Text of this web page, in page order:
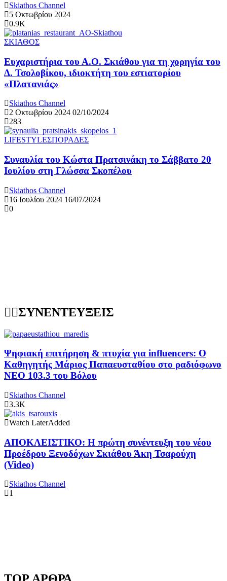
Skiathos Channel
5 Οκτωβρίου 2024
0.9K
ΣΚΙΑΘΟΣ
Ευχαριστήρια του Α.Ο. Σκιάθου για τη χορηγία του
Δ. Τσολοβίκου, ιδιοκτήτη του εστιατορίου
«Πλατανιάς»
Skiathos Channel
2 Οκτωβρίου 2024 02/10/2024
283
LIFESTYLEΣΠΟΡΑΔΕΣ
Συναυλία του Κώστα Πρατσινάκη το Σάββατο 20
Ιουλίου στη Γλώσσα Σκοπέλου
Skiathos Channel
16 Ιουλίου 2024 16/07/2024
0
ΣΥΝΕΝΤΕΥΞΕΙΣ
Ψηφιακή επιτήρηση & πτυχία για influencers: Ο
Καθηγητής Μάριος Παπαευσταθίου στο ραδιόφωνο
NEO 103.3 του Βόλου
Skiathos Channel
3.3K
Watch LaterAdded
ΑΠΟΚΛΕΙΣΤΙΚΟ: Η πρώτη συνέντευξη του νέου
Προέδρου Ξενοδόχων Σκιάθου Άκη Τσαρούχη
(Video)
Skiathos Channel
1